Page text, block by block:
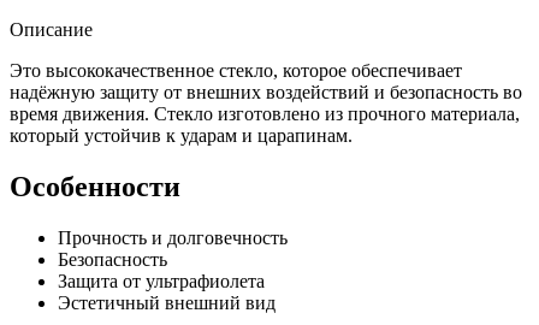
Описание
Это высококачественное стекло, которое обеспечивает
надёжную защиту от внешних воздействий и безопасность во
время движения. Стекло изготовлено из прочного материала,
который устойчив к ударам и царапинам.
Особенности
Прочность и долговечность
Безопасность
Защита от ультрафиолета
Эстетичный внешний вид